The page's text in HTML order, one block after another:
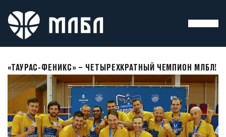
«ТАУРАС-ФЕНИКС» – ЧЕТЫРЕХКРАТНЫЙ ЧЕМПИОН МЛБЛ!